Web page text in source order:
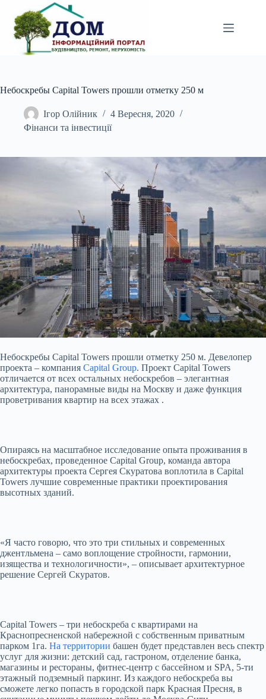
вмісту
Небоскребы Capital Towers прошли отметку 250 м
Ігор Олійник
4 Вересня, 2020
Фінанси та інвестиції
Небоскребы Capital Towers прошли отметку 250 м. Девелопер
проекта – компания Capital Group. Проект Capital Towers
отличается от всех остальных небоскребов – элегантная
архитектура, панорамные виды на Москву и даже функция
проветривания квартир на всех этажах .
Опираясь на масштабное исследование опыта проживания в
небоскребах, проведенное Capital Group, команда автора
архитектуры проекта Сергея Скуратова воплотила в Capital
Towers лучшие современные практики проектирования
высотных зданий.
«Я часто говорю, что это три стильных и современных
джентльмена – само воплощение стройности, гармонии,
изящества и технологичности», – описывает архитектурное
решение Сергей Скуратов.
Capital Towers – три небоскреба с квартирами на
Краснопресненской набережной с собственным приватным
парком 1га. На территории башен будет представлен весь спектр
услуг для жизни: детский сад, гастроном, отделение банка,
магазины и рестораны, фитнес-центр с бассейном и SPA, 5-ти
этажный подземный паркинг. Из каждого небоскреба вы
сможете легко попасть в городской парк Красная Пресня, в